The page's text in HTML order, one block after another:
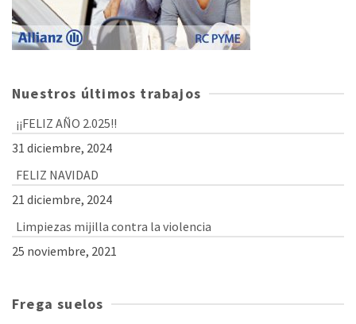
Nuestros últimos trabajos
¡¡FELIZ AÑO 2.025!!
31 diciembre, 2024
FELIZ NAVIDAD
21 diciembre, 2024
Limpiezas mijilla contra la violencia
25 noviembre, 2021
Frega suelos